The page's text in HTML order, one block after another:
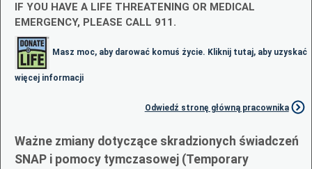
IF YOU HAVE A LIFE THREATENING OR MEDICAL
EMERGENCY, PLEASE CALL 911.
Masz moc, aby darować komuś życie. Kliknij tutaj, aby uzyskać
więcej informacji
Odwiedź stronę główną pracownika
Ważne zmiany dotyczące skradzionych świadczeń
SNAP i pomocy tymczasowej (Temporary